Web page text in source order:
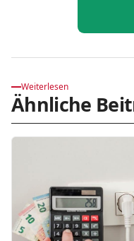
Weiterlesen
Ähnliche